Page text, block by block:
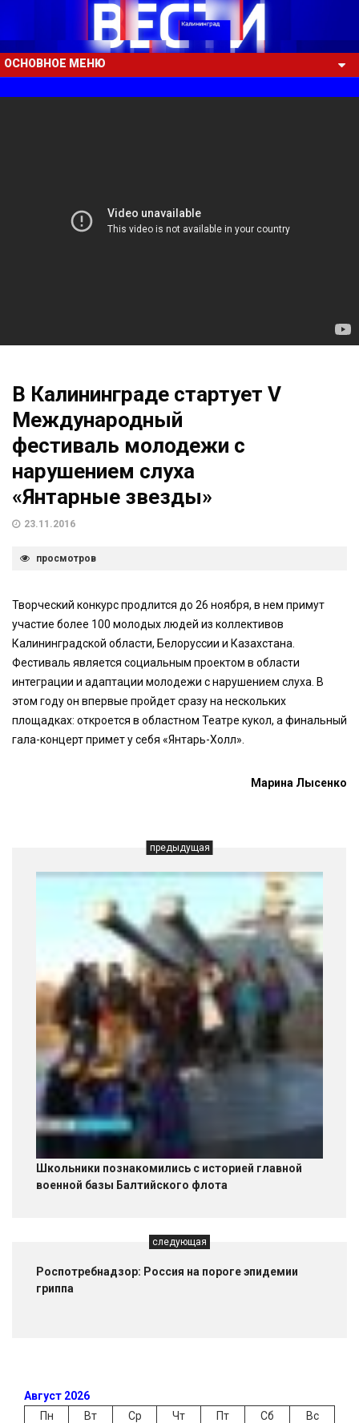
ОСНОВНОЕ МЕНЮ
В Калининграде стартует V
Международный
фестиваль молодежи с
нарушением слуха
«Янтарные звезды»
23.11.2016
просмотров
Творческий конкурс продлится до 26 ноября, в нем примут
участие более 100 молодых людей из коллективов
Калининградской области, Белоруссии и Казахстана.
Фестиваль является социальным проектом в области
интеграции и адаптации молодежи с нарушением слуха. В
этом году он впервые пройдет сразу на нескольких
площадках: откроется в областном Театре кукол, а финальный
гала-концерт примет у себя «Янтарь-Холл».
Марина Лысенко
предыдущая
Школьники познакомились с историей главной
военной базы Балтийского флота
следующая
Роспотребнадзор: Россия на пороге эпидемии
гриппа
Август 2026
Пн
Вт Ср Чт Пт Сб Вс